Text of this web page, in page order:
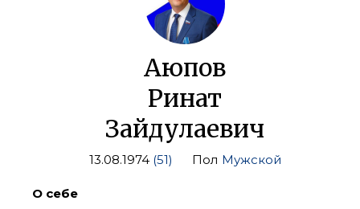
Аюпов
Ринат
Зайдулаевич
13.08.1974 (51) Пол Мужской
О себе